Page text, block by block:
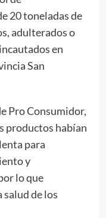
20 toneladas de
adulterados o
en
San
Pro Consumidor,
productos habían
para
y
lo que
salud de los